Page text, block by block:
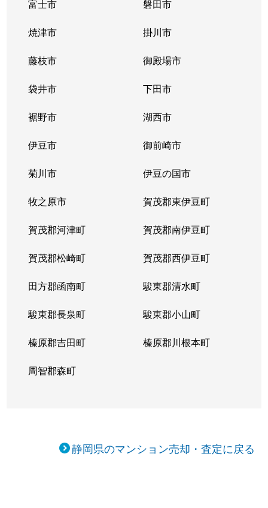
富士市 磐田市
焼津市 掛川市
藤枝市 御殿場市
袋井市 下田市
裾野市 湖西市
伊豆市 御前崎市
菊川市 伊豆の国市
牧之原市 賀茂郡東伊豆町
賀茂郡河津町 賀茂郡南伊豆町
賀茂郡松崎町 賀茂郡西伊豆町
田方郡函南町 駿東郡清水町
駿東郡長泉町 駿東郡小山町
榛原郡吉田町 榛原郡川根本町
周智郡森町
静岡県のマンション売却・査定に戻る